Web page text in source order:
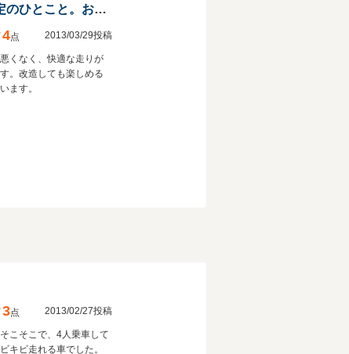
なんだかんだで安定のひとこと。おすすめですよ！一度乗ってみて
4点 2013/03/29投稿
くなく、快適な走りが
。改造しても楽しめる
ます。
3点 2013/02/27投稿
こそこで、4人乗車して
キビ走れる車でした。